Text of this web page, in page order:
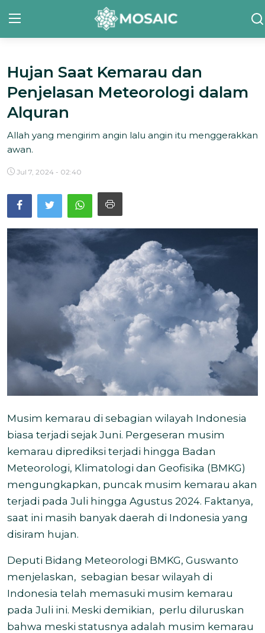
Contact
Tentang Kami
Team Kami
Galeri
Inisiatif
Sorotan Berita
Bahasa
Hujan Saat Kemarau dan
Penjelasan Meteorologi dalam
Alquran
Allah yang mengirim angin lalu angin itu menggerakkan
awan.
Jul 7, 2024 - 02:40
Musim kemarau di sebagian wilayah Indonesia
biasa terjadi sejak Juni. Pergeseran musim
kemarau diprediksi terjadi hingga Badan
Meteorologi, Klimatologi dan Geofisika (BMKG)
mengungkapkan, puncak musim kemarau akan
terjadi pada Juli hingga Agustus 2024. Faktanya,
saat ini masih banyak daerah di Indonesia yang
disiram hujan.
Deputi Bidang Meteorologi BMKG, Guswanto
menjelaskan, sebagian besar wilayah di
Indonesia telah memasuki musim kemarau
pada Juli ini. Meski demikian, perlu diluruskan
bahwa meski statusnya adalah musim kemarau